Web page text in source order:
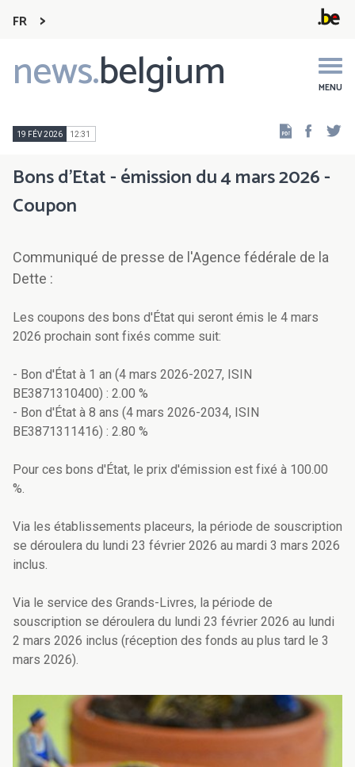
FR
news.belgium MENU
Main
navigation
19 FÉV 2026 12:31
Bons d'Etat - émission du 4 mars 2026 -
Coupon
Communiqué de presse de l'Agence fédérale de la
Dette :
Les coupons des bons d'État qui seront émis le 4 mars
2026 prochain sont fixés comme suit:
- Bon d'État à 1 an (4 mars 2026-2027, ISIN
BE3871310400) : 2.00 %
- Bon d'État à 8 ans (4 mars 2026-2034, ISIN
BE3871311416) : 2.80 %
Pour ces bons d'État, le prix d'émission est fixé à 100.00
%.
Via les établissements placeurs, la période de souscription
se déroulera du lundi 23 février 2026 au mardi 3 mars 2026
inclus.
Via le service des Grands-Livres, la période de
souscription se déroulera du lundi 23 février 2026 au lundi
2 mars 2026 inclus (réception des fonds au plus tard le 3
mars 2026).